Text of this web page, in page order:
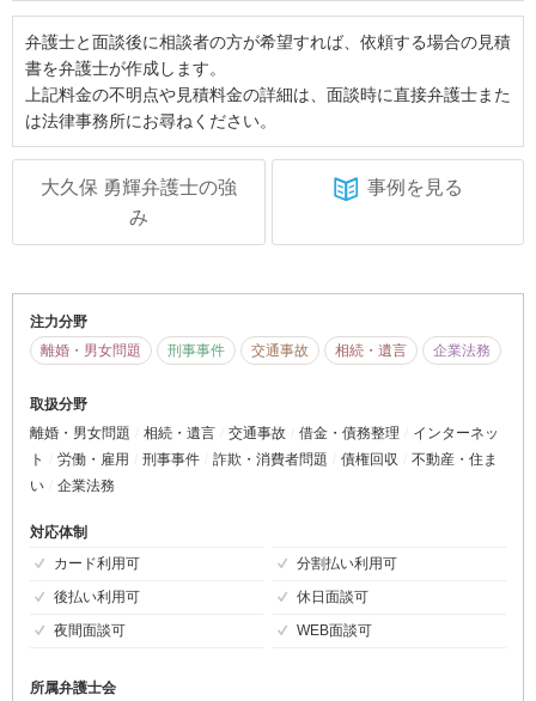
弁護士と面談後に相談者の方が希望すれば、依頼する場合の見積
書を弁護士が作成します。
上記料金の不明点や見積料金の詳細は、面談時に直接弁護士また
は法律事務所にお尋ねください。
大久保 勇輝弁護士の強
み
事例を見る
注力分野
離婚・男女問題
刑事事件 交通事故 相続・遺言 企業法務
取扱分野
離婚・男女問題
相続・遺言 交通事故 借金・債務整理
インターネッ
ト
労働・雇用 刑事事件 詐欺・消費者問題 債権回収
不動産・住ま
い
企業法務
対応体制
カード利用可
分割払い利用可
後払い利用可
休日面談可
夜間面談可
WEB面談可
所属弁護士会